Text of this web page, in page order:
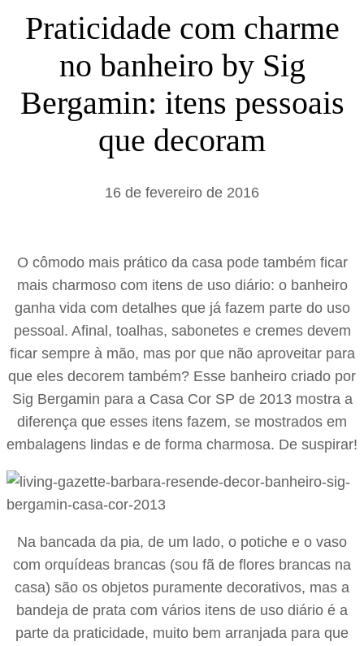
a
Praticidade com charme
no banheiro by Sig
Bergamin: itens pessoais
que decoram
16 de fevereiro de 2016
O cômodo mais prático da casa pode também ficar
mais charmoso com itens de uso diário: o banheiro
ganha vida com detalhes que já fazem parte do uso
pessoal. Afinal, toalhas, sabonetes e cremes devem
ficar sempre à mão, mas por que não aproveitar para
que eles decorem também? Esse banheiro criado por
Sig Bergamin para a Casa Cor SP de 2013 mostra a
diferença que esses itens fazem, se mostrados em
embalagens lindas e de forma charmosa. De suspirar!
Na bancada da pia, de um lado, o potiche e o vaso
com orquídeas brancas (sou fã de flores brancas na
casa) são os objetos puramente decorativos, mas a
bandeja de prata com vários itens de uso diário é a
parte da praticidade, muito bem arranjada para que